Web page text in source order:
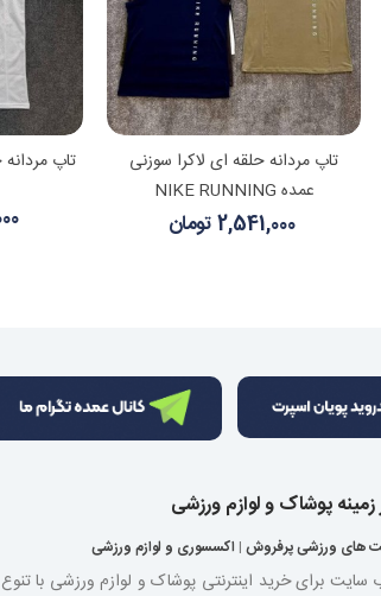
تاپ مشاهده بیشتر
تاپ مردانه حلقه ای لاکرا سوزنی
عمده NIKE RUNNING
2,541,000 تومان
پوشاک و لوازم ورزشی
های ورزشی پرفروش | اکسسوری و لوازم ورزشی
سایت برای خرید اینترنتی پوشاک و لوازم ورزشی